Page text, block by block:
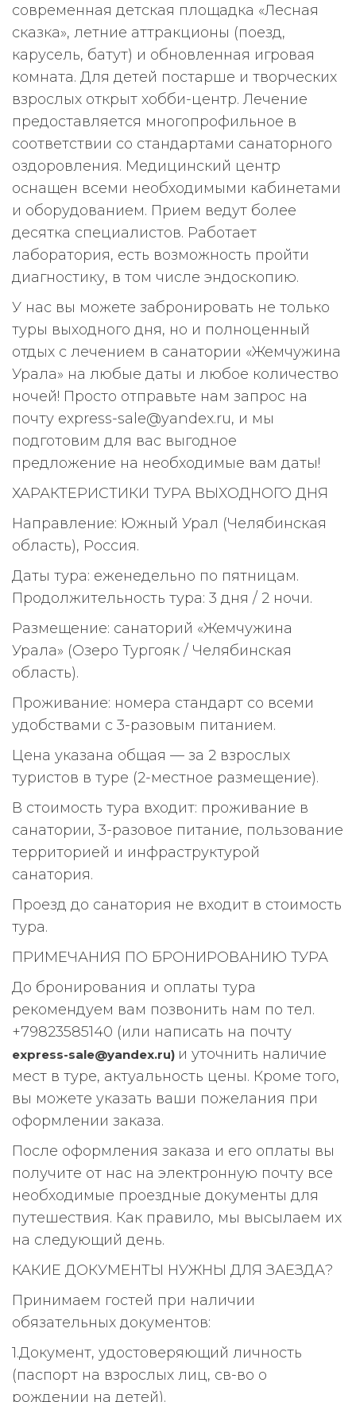
современная детская площадка «Лесная
сказка», летние аттракционы (поезд,
карусель, батут) и обновленная игровая
комната. Для детей постарше и творческих
взрослых открыт хобби-центр. Лечение
предоставляется многопрофильное в
соответствии со стандартами санаторного
оздоровления. Медицинский центр
оснащен всеми необходимыми кабинетами
и оборудованием. Прием ведут более
десятка специалистов. Работает
лаборатория, есть возможность пройти
диагностику, в том числе эндоскопию.
У нас вы можете забронировать не только
туры выходного дня, но и полноценный
отдых с лечением в санатории «Жемчужина
Урала» на любые даты и любое количество
ночей! Просто отправьте нам запрос на
почту express-sale@yandex.ru, и мы
подготовим для вас выгодное
предложение на необходимые вам даты!
ХАРАКТЕРИСТИКИ ТУРА ВЫХОДНОГО ДНЯ
Направление: Южный Урал (Челябинская
область), Россия.
Даты тура: еженедельно по пятницам.
Продолжительность тура: 3 дня / 2 ночи.
Размещение: санаторий «Жемчужина
Урала» (Озеро Тургояк / Челябинская
область).
Проживание: номера стандарт со всеми
удобствами с 3-разовым питанием.
Цена указана общая — за 2 взрослых
туристов в туре (2-местное размещение).
В стоимость тура входит: проживание в
санатории, 3-разовое питание, пользование
территорией и инфраструктурой
санатория.
Проезд до санатория не входит в стоимость
тура.
ПРИМЕЧАНИЯ ПО БРОНИРОВАНИЮ ТУРА
До бронирования и оплаты тура
рекомендуем вам позвонить нам по тел.
+79823585140 (или написать на почту
express-sale@yandex.ru) и уточнить наличие
мест в туре, актуальность цены. Кроме того,
вы можете указать ваши пожелания при
оформлении заказа.
После оформления заказа и его оплаты вы
получите от нас на электронную почту все
необходимые проездные документы для
путешествия. Как правило, мы высылаем их
на следующий день.
КАКИЕ ДОКУМЕНТЫ НУЖНЫ ДЛЯ ЗАЕЗДА?
Принимаем гостей при наличии
обязательных документов:
1.Документ, удостоверяющий личность
(паспорт на взрослых лиц, св-во о
рождении на детей).